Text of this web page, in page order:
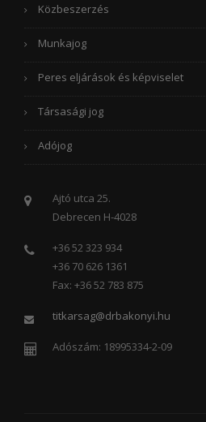
Közbeszerzés
Munkajog
Peres eljárások és képviselet
Társasági jog
Adójog
Ajtó utca 25.
Debrecen H-4028
+36 52 323 934
+36 70 626 1361
Fax: +36 52 783 875
titkarsag@drbakonyi.hu
Adószám: 18995334-2-09